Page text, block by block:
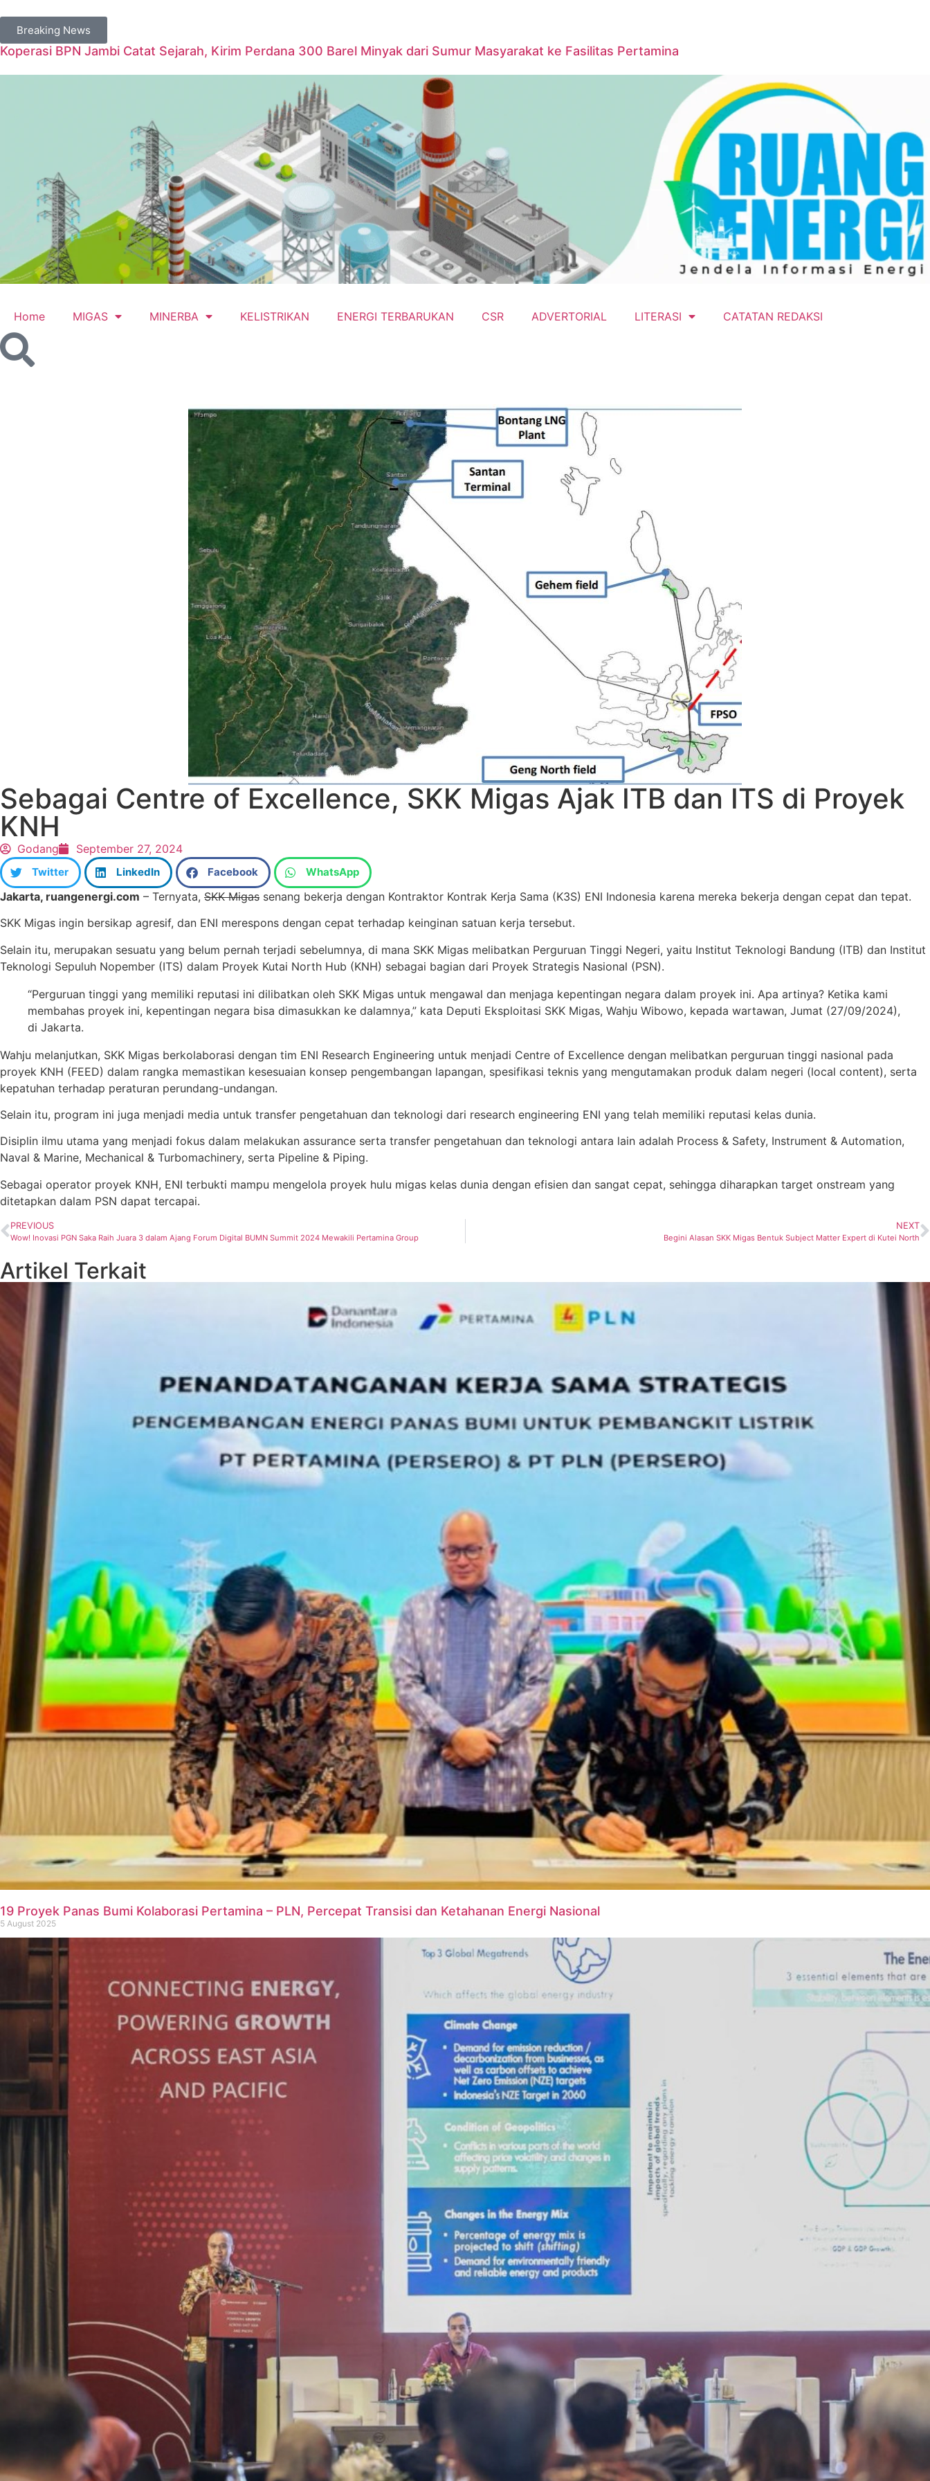
Breaking News
Koperasi BPN Jambi Catat Sejarah, Kirim Perdana 300 Barel Minyak dari Sumur Masyarakat ke Fasilitas Pertamina
Home MIGAS MINERBA KELISTRIKAN ENERGI TERBARUKAN CSR ADVERTORIAL LITERASI CATATAN REDAKSI
Sebagai Centre of Excellence, SKK Migas Ajak ITB dan ITS di Proyek
KNH
Godang September 27, 2024
Twitter LinkedIn Facebook WhatsApp
Jakarta, ruangenergi.com – Ternyata, SKK Migas senang bekerja dengan Kontraktor Kontrak Kerja Sama (K3S) ENI Indonesia karena mereka bekerja dengan cepat dan tepat.
SKK Migas ingin bersikap agresif, dan ENI merespons dengan cepat terhadap keinginan satuan kerja tersebut.
Selain itu, merupakan sesuatu yang belum pernah terjadi sebelumnya, di mana SKK Migas melibatkan Perguruan Tinggi Negeri, yaitu Institut Teknologi Bandung (ITB) dan Institut
Teknologi Sepuluh Nopember (ITS) dalam Proyek Kutai North Hub (KNH) sebagai bagian dari Proyek Strategis Nasional (PSN).
“Perguruan tinggi yang memiliki reputasi ini dilibatkan oleh SKK Migas untuk mengawal dan menjaga kepentingan negara dalam proyek ini. Apa artinya? Ketika kami
membahas proyek ini, kepentingan negara bisa dimasukkan ke dalamnya,” kata Deputi Eksploitasi SKK Migas, Wahju Wibowo, kepada wartawan, Jumat (27/09/2024),
di Jakarta.
Wahju melanjutkan, SKK Migas berkolaborasi dengan tim ENI Research Engineering untuk menjadi Centre of Excellence dengan melibatkan perguruan tinggi nasional pada
proyek KNH (FEED) dalam rangka memastikan kesesuaian konsep pengembangan lapangan, spesifikasi teknis yang mengutamakan produk dalam negeri (local content), serta
kepatuhan terhadap peraturan perundang-undangan.
Selain itu, program ini juga menjadi media untuk transfer pengetahuan dan teknologi dari research engineering ENI yang telah memiliki reputasi kelas dunia.
Disiplin ilmu utama yang menjadi fokus dalam melakukan assurance serta transfer pengetahuan dan teknologi antara lain adalah Process & Safety, Instrument & Automation,
Naval & Marine, Mechanical & Turbomachinery, serta Pipeline & Piping.
Sebagai operator proyek KNH, ENI terbukti mampu mengelola proyek hulu migas kelas dunia dengan efisien dan sangat cepat, sehingga diharapkan target onstream yang
ditetapkan dalam PSN dapat tercapai.
PREVIOUS
Wow! Inovasi PGN Saka Raih Juara 3 dalam Ajang Forum Digital BUMN Summit 2024 Mewakili Pertamina Group
NEXT
Begini Alasan SKK Migas Bentuk Subject Matter Expert di Kutei North
Artikel Terkait
19 Proyek Panas Bumi Kolaborasi Pertamina – PLN, Percepat Transisi dan Ketahanan Energi Nasional
5 August 2025